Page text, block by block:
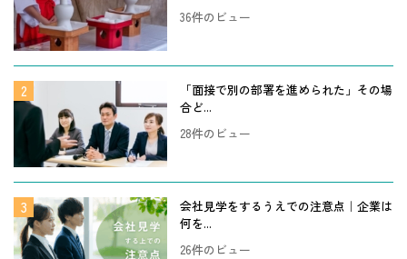
36件のビュー
「面接で別の部署を進められた」その場
合ど...
28件のビュー
会社見学をするうえでの注意点｜企業は
何を...
26件のビュー